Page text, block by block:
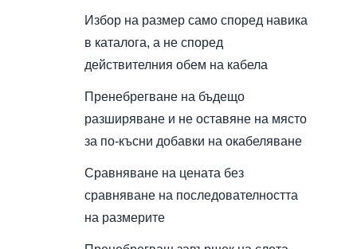
Избор на размер само според навика
в каталога, а не според
действителния обем на кабела
Пренебрегване на бъдещо
разширяване и не оставяне на място
за по-късни добавки на окабеляване
Сравняване на цената без
сравняване на последователността
на размерите